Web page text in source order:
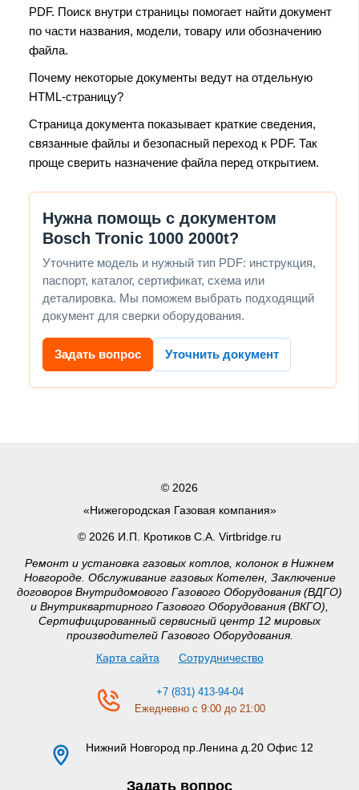
PDF. Поиск внутри страницы помогает найти документ
по части названия, модели, товару или обозначению
файла.
Почему некоторые документы ведут на отдельную
HTML-страницу?
Страница документа показывает краткие сведения,
связанные файлы и безопасный переход к PDF. Так
проще сверить назначение файла перед открытием.
Нужна помощь с документом
Bosch Tronic 1000 2000t?
Уточните модель и нужный тип PDF: инструкция,
паспорт, каталог, сертификат, схема или
деталировка. Мы поможем выбрать подходящий
документ для сверки оборудования.
Задать вопрос Уточнить документ
© 2026
«Нижегородская Газовая компания»
© 2026 И.П. Кротиков С.А. Virtbridge.ru
Ремонт и установка газовых котлов, колонок в Нижнем
Новгороде. Обслуживание газовых Котелен, Заключение
договоров Внутридомового Газового Оборудования (ВДГО)
и Внутриквартирного Газового Оборудования (ВКГО),
Сертифицированный сервисный центр 12 мировых
производителей Газового Оборудования.
Карта сайта
Сотрудничество
+7 (831) 413-94-04
Ежедневно с 9:00 до 21:00
Нижний Новгород пр.Ленина д.20 Офис 12
Задать вопрос